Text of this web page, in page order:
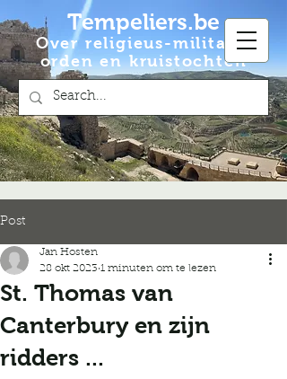
Tempeliers.be
Over religieus-militaire
orden en kruistochten
Post
St. Thomas van
Canterbury en zijn
ridders ...
Jan Hosten
28 okt 2023 1 minuten om te lezen